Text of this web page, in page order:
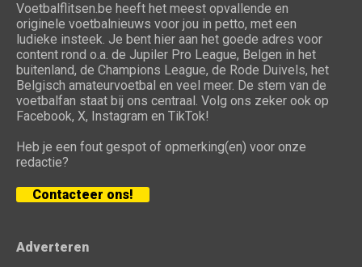
Voetbalflitsen.be heeft het meest opvallende en
originele voetbalnieuws voor jou in petto, met een
ludieke insteek. Je bent hier aan het goede adres voor
content rond o.a. de Jupiler Pro League, Belgen in het
buitenland, de Champions League, de Rode Duivels, het
Belgisch amateurvoetbal en veel meer. De stem van de
voetbalfan staat bij ons centraal. Volg ons zeker ook op
Facebook, X, Instagram en TikTok!
Heb je een fout gespot of opmerking(en) voor onze
redactie?
Contacteer ons!
Adverteren